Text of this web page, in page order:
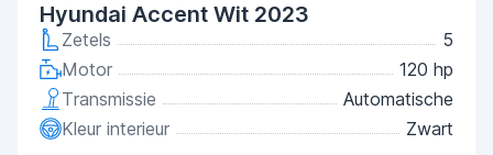
Hyundai Accent Wit 2023
Zetels
5
Motor
120 hp
Transmissie
Automatische
Kleur interieur
Zwart